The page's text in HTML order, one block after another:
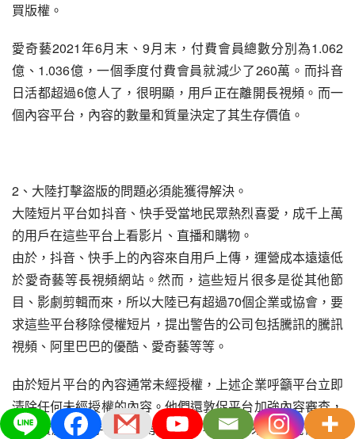
買版權。
愛奇藝2021年6月末、9月末，付費會員總數分別為1.062
億、1.036億，一個季度付費會員就減少了260萬。而抖音
日活都超過6億人了，很明顯，用戶正在離開長視頻。而一
個內容平台，內容的數量和質量決定了其生存價值。
2、大陸打擊盜版的問題必須能獲得解決。
大陸短片平台如抖音、快手受當地民眾熱烈喜愛，成千上萬
的用戶在這些平台上看影片、直播和購物。
由於，抖音、快手上的內容來自用戶上傳，運營成本遠遠低
於愛奇藝等長視頻網站。然而，這些短片很多是從其他節
目、影劇剪輯而來，所以大陸已有超過70個企業或協會，要
求這些平台移除侵權短片，提出警告的公司包括騰訊的騰訊
視頻、阿里巴巴的優酷、愛奇藝等等。
由於短片平台的內容通常未經授權，上述企業呼籲平台立即
清除任何未經授權的內容。他們還敦促平台加強內容審查，
例如實施關鍵字過濾等等的措施，防止將來再出現侵權行